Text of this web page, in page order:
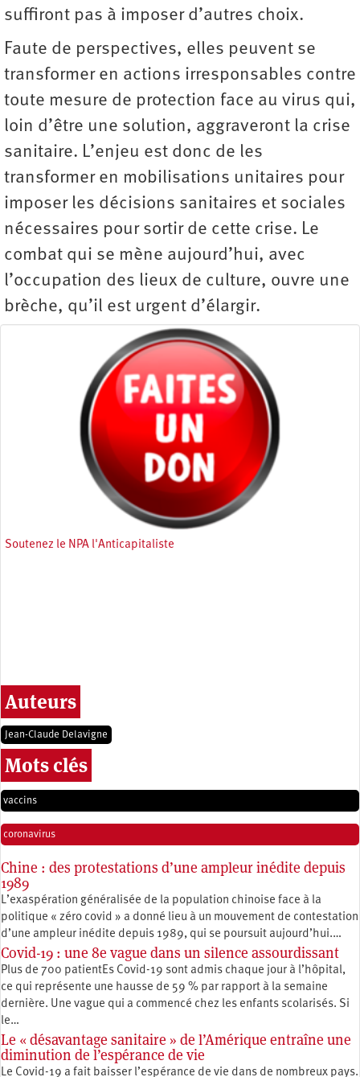
suffiront pas à imposer d’autres choix.
Faute de perspectives, elles peuvent se
transformer en actions irresponsables contre
toute mesure de protection face au virus qui,
loin d’être une solution, aggraveront la crise
sanitaire. L’enjeu est donc de les
transformer en mobilisations unitaires pour
imposer les décisions sanitaires et sociales
nécessaires pour sortir de cette crise. Le
combat qui se mène aujourd’hui, avec
l’occupation des lieux de culture, ouvre une
brèche, qu’il est urgent d’élargir.
Soutenez le NPA l'Anticapitaliste
Auteurs
Jean-Claude Delavigne
Mots clés
vaccins
coronavirus
Chine : des protestations d’une ampleur inédite depuis
1989
L’exaspération généralisée de la population chinoise face à la
politique « zéro covid » a donné lieu à un mouvement de contestation
d’une ampleur inédite depuis 1989, qui se poursuit aujourd’hui.…
Covid-19 : une 8e vague dans un silence assourdissant
Plus de 700 patientEs Covid-19 sont admis chaque jour à l’hôpital,
ce qui représente une hausse de 59 % par rapport à la semaine
dernière. Une vague qui a commencé chez les enfants scolarisés. Si
le…
Le « désavantage sanitaire » de l’Amérique entraîne une
diminution de l’espérance de vie
Le Covid-19 a fait baisser l’espérance de vie dans de nombreux pays.